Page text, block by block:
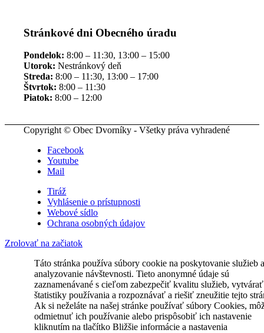
Stránkové dni Obecného úradu
Pondelok: 8:00 – 11:30, 13:00 – 15:00
Utorok: Nestránkový deň
Streda: 8:00 – 11:30, 13:00 – 17:00
Štvrtok: 8:00 – 11:30
Piatok: 8:00 – 12:00
Copyright © Obec Dvorníky - Všetky práva vyhradené
Facebook
Youtube
Mail
Tiráž
Vyhlásenie o prístupnosti
Webové sídlo
Ochrana osobných údajov
Zrolovať na začiatok
Táto stránka používa súbory cookie na poskytovanie služieb a
analyzovanie návštevnosti. Tieto anonymné údaje sú
zaznamenávané s cieľom zabezpečiť kvalitu služieb, vytvárať
štatistiky používania a rozpoznávať a riešiť zneužitie tejto
Ak si neželáte na našej stránke používať súbory Cookies,
odmietnuť ich používanie alebo prispôsobiť ich nastavenie
kliknutím na tlačítko Bližšie informácie a nastavenia